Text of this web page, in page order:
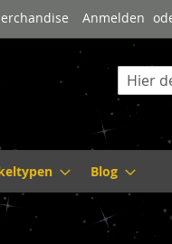
Anmelden
Suche
Blog